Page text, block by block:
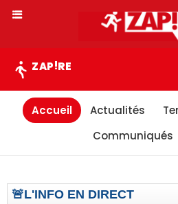
ZAP!RE
Accueil Actualités
Communiqués
🚨L'INFO EN DIRECT